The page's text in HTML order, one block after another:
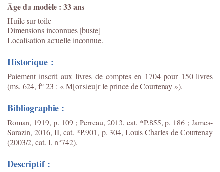
Âge du modèle : 33 ans
Huile sur toile
Dimensions inconnues [buste]
Localisation actuelle inconnue.
Historique :
Paiement inscrit aux livres de comptes en 1704 pour 150 livres
(ms. 624, f° 23 : « M[onsieu]r le prince de Courtenay »).
Bibliographie :
Roman, 1919, p. 109 ; Perreau, 2013, cat. *P.855, p. 186 ; James-
Sarazin, 2016, II, cat. *P.901, p. 304, Louis Charles de Courtenay
(2003/2, cat. I, n°742).
Descriptif :